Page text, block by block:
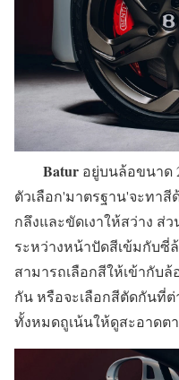
Batur อยู่บนล้อขนาด
ตัวเลือก'มาตรฐาน'จะทาสี
กลึงและขัดเงาให้สว่าง ส่
ระหว่างหน้าปัดสีเข้มกับ
สามารถเลือกสีให้เข้ากับ
กัน หรือจะเลือกสีตัดกันที่ต่
ทั้งหมดถูเน้นให้ดูสะอาดตา